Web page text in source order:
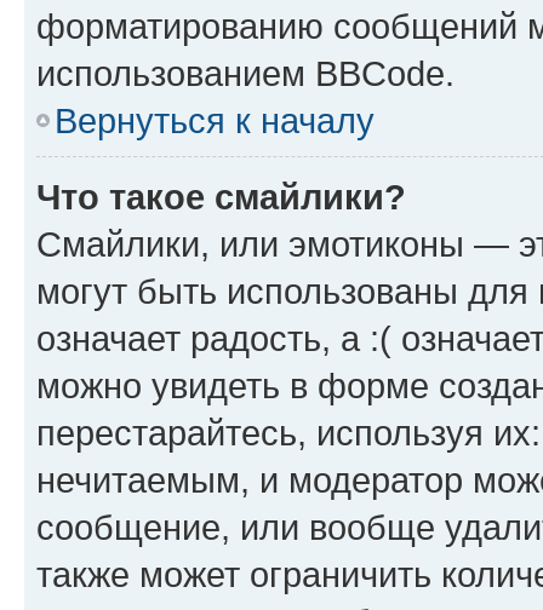
форматированию сообщений
использованием BBCode.
Вернуться к началу
Что такое смайлики?
Смайлики, или эмотиконы —
могут быть использованы
означает радость, а :(
можно увидеть в форме
перестарайтесь, используя
нечитаемым, и модератор
сообщение, или вообще
также может ограничить